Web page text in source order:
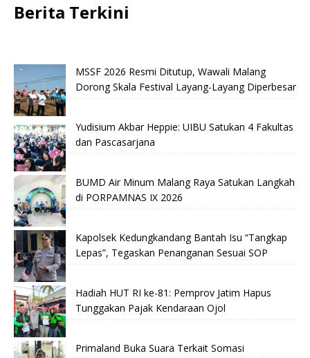
Berita Terkini
MSSF 2026 Resmi Ditutup, Wawali Malang
Dorong Skala Festival Layang-Layang Diperbesar
Yudisium Akbar Heppie: UIBU Satukan 4 Fakultas
dan Pascasarjana
BUMD Air Minum Malang Raya Satukan Langkah
di PORPAMNAS IX 2026
Kapolsek Kedungkandang Bantah Isu “Tangkap
Lepas”, Tegaskan Penanganan Sesuai SOP
Hadiah HUT RI ke-81: Pemprov Jatim Hapus
Tunggakan Pajak Kendaraan Ojol
Primaland Buka Suara Terkait Somasi